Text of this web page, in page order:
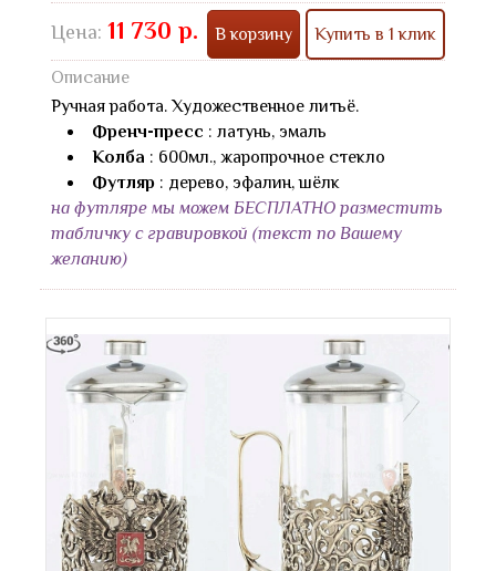
Цена: 11 730 р. В корзину Купить в 1 клик
Описание
Ручная работа. Художественное литьё.
Френч-пресс : латунь, эмаль
Колба : 600мл., жаропрочное стекло
Футляр : дерево, эфалин, шёлк
на футляре мы можем БЕСПЛАТНО разместить
табличку с гравировкой (текст по Вашему
желанию)